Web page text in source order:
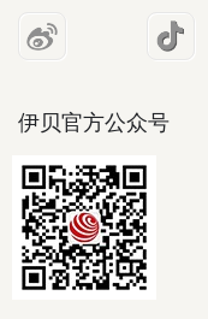
伊贝官方公众号